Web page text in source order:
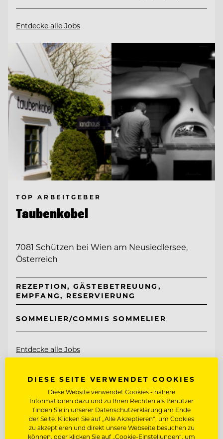
Entdecke alle Jobs
TOP ARBEITGEBER
Taubenkobel
7081 Schützen bei Wien am Neusiedlersee,
Österreich
REZEPTION, GÄSTEBETREUUNG,
EMPFANG, RESERVIERUNG
SOMMELIER/COMMIS SOMMELIER
Entdecke alle Jobs
DIESE SEITE VERWENDET COOKIES
Diese Website verwendet Cookies - nähere
Informationen dazu und zu Ihren Rechten als Benutzer
finden Sie in unserer Datenschutzerklärung am Ende
der Seite. Klicken Sie auf „Alle Akzeptieren“, um Cookies
zu akzeptieren und direkt unsere Webseite besuchen zu
können, oder klicken Sie auf „Cookie-Einstellungen“, um